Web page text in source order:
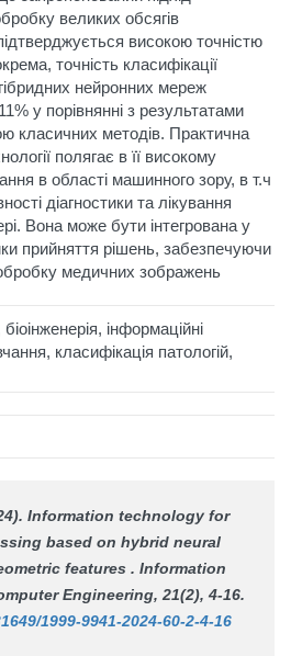
великих обсягів
високою точністю
точність класифікації
нейронних мереж
у порівнянні з результатами
класичних методів. Практична
полягає в її високому
в області машинного зору, в т.ч
діагностики та лікування
Вона може бути інтегрована у
прийняття рішень, забезпечуючи
медичних зображень
інформаційні
класифікація патологій,
Information technology for
based on hybrid neural
features . Information
Engineering, 21(2), 4-16.
1999-9941-2024-60-2-4-16